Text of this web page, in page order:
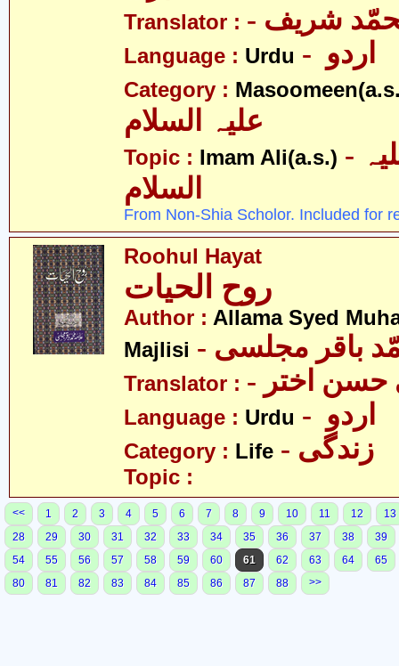
Translator : محمّد شریف
Language : Urdu
Category :
Topic : Imam Ali(a.s.) - امام علی علیہ
السلام
From Non-Shia Scholor. Included for
Roohul Hayat
Author : Allama Syed
Majlisi
باقر مجلسی
Translator : حسن اختر
Language : Urdu
Category : Life - زندگی
Topic :
<< 1 2 3 4 5 6 7 8 9 10 11 12
13
28
29 30 31 32 33 34 35 36 37 38
39
54
55 56 57 58 59 60 61 62 63 64
65
80
81 82 83 84 85 86 87 88 >>